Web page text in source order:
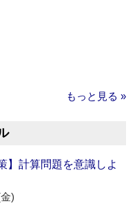
もっと見る »
】計算問題を意識しよ
)